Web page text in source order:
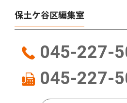
保土ケ谷区編集室
045-227-
045-227-